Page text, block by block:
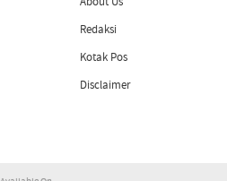
Redaksi
Kotak Pos
Disclaimer